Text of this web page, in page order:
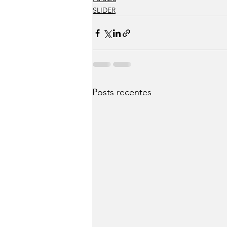
SLIDER
Posts recentes